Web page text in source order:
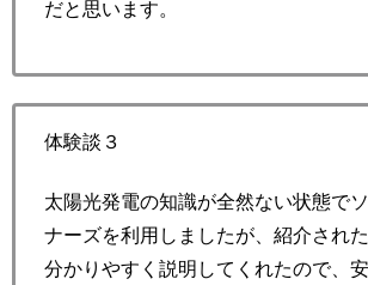
だと思います。
体験談３
太陽光発電の知識が全然ない状態で
ナーズを利用しましたが、紹介され
分かりやすく説明してくれたので、